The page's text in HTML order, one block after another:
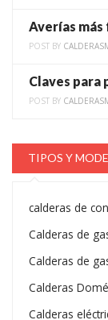
Averías
POST BY
Claves para
POST BY
TIPOS Y
calderas de
Calderas de
Calderas de
Calderas
Calderas